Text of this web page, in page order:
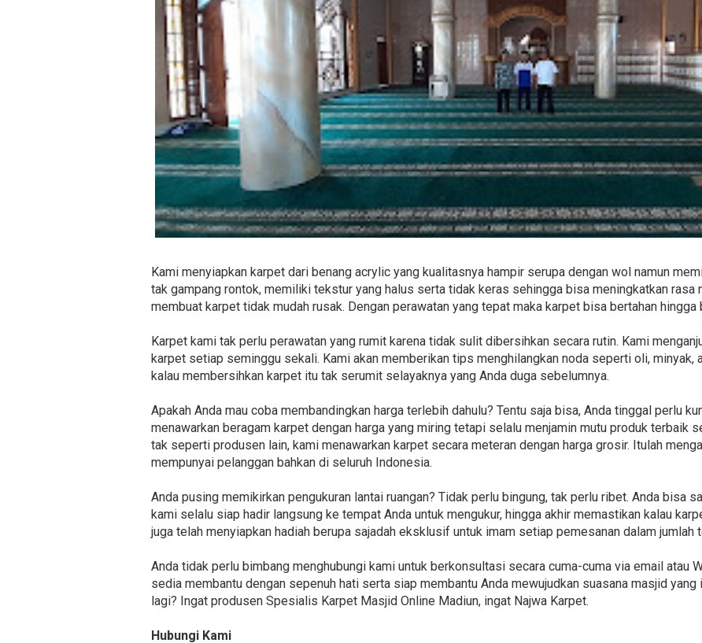
Kami menyiapkan karpet dari benang acrylic yang kualitasnya hampir serupa dengan wol namun
tak gampang rontok, memiliki tekstur yang halus serta tidak keras sehingga bisa meningkatkan rasa
membuat karpet tidak mudah rusak. Dengan perawatan yang tepat maka karpet bisa bertahan hingga
Karpet kami tak perlu perawatan yang rumit karena tidak sulit dibersihkan secara rutin. Kami
karpet setiap seminggu sekali. Kami akan memberikan tips menghilangkan noda seperti oli, minyak,
kalau membersihkan karpet itu tak serumit selayaknya yang Anda duga sebelumnya.
Apakah Anda mau coba membandingkan harga terlebih dahulu? Tentu saja bisa, Anda tinggal perlu
menawarkan beragam karpet dengan harga yang miring tetapi selalu menjamin mutu produk terbaik
tak seperti produsen lain, kami menawarkan karpet secara meteran dengan harga grosir. Itulah
mempunyai pelanggan bahkan di seluruh Indonesia.
Anda pusing memikirkan pengukuran lantai ruangan? Tidak perlu bingung, tak perlu ribet. Anda bisa
kami selalu siap hadir langsung ke tempat Anda untuk mengukur, hingga akhir memastikan kalau
juga telah menyiapkan hadiah berupa sajadah eksklusif untuk imam setiap pemesanan dalam jumlah
Anda tidak perlu bimbang menghubungi kami untuk berkonsultasi secara cuma-cuma via email atau
sedia membantu dengan sepenuh hati serta siap membantu Anda mewujudkan suasana masjid yang
lagi? Ingat produsen Spesialis Karpet Masjid Online Madiun, ingat Najwa Karpet.
Hubungi Kami